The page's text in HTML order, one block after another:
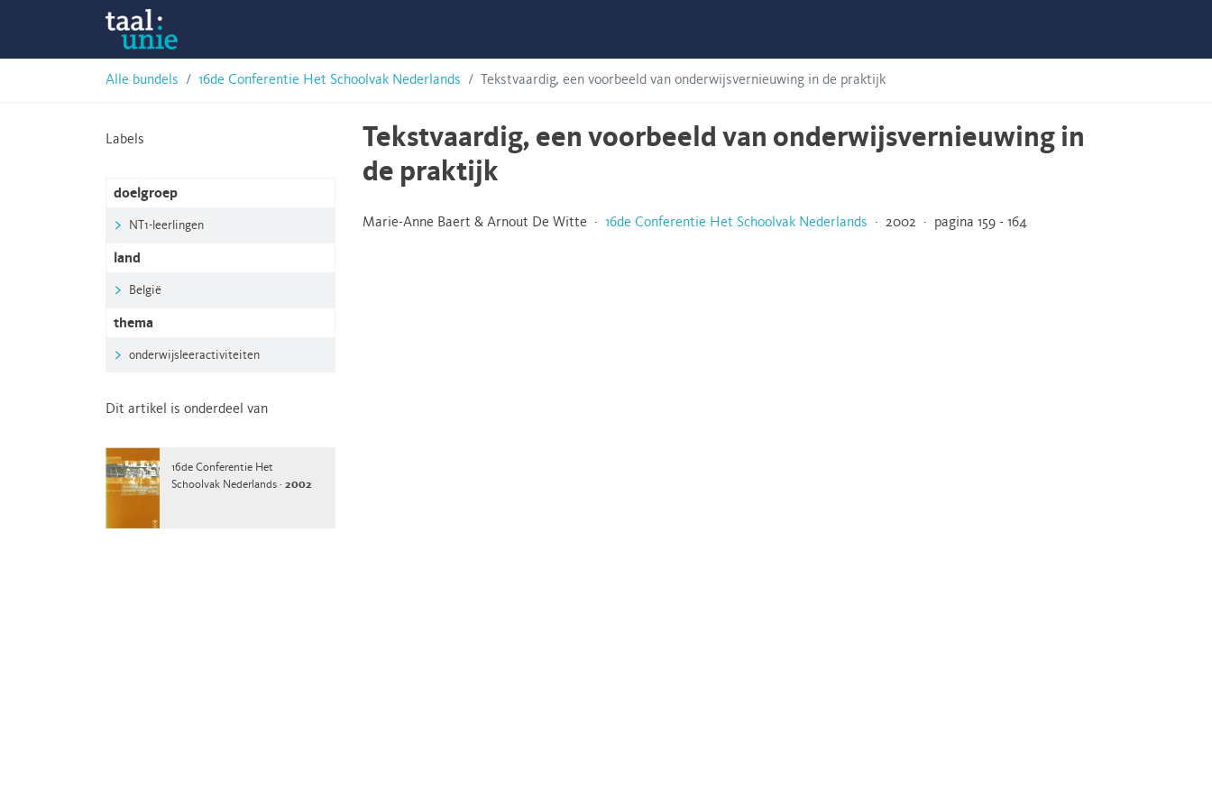
Alle bundels 16de Conferentie Het Schoolvak Nederlands Tekstvaardig, een voorbeeld van onderwijsvernieuwing in de praktijk
Tekstvaardig, een voorbeeld van onderwijsvernieuwing in
de praktijk
Marie-Anne Baert & Arnout De Witte · 16de Conferentie Het Schoolvak Nederlands · 2002 · pagina 159 - 164
Labels
doelgroep
NT1-leerlingen
land
België
thema
onderwijsleeractiviteiten
Dit artikel is onderdeel van
16de Conferentie Het
Schoolvak Nederlands · 2002